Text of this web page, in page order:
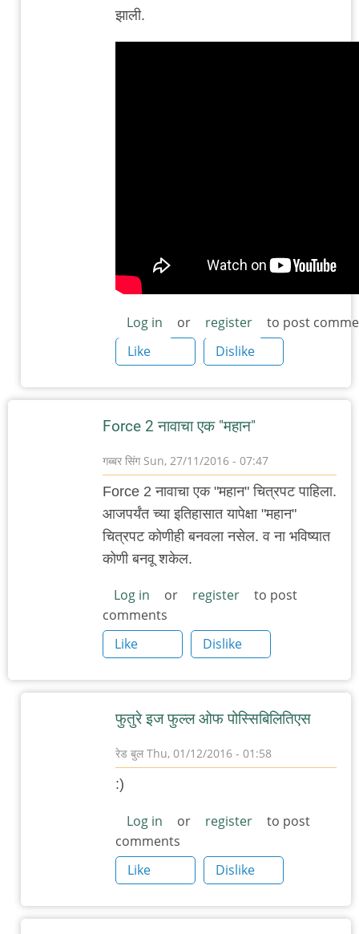
reply
to
झाली.
Log in or register
to post
Like
Dislike
Force 2 नावाचा एक "महान"
गब्बर सिंगSun, 27/11/2016 - 07:47
Force 2 नावाचा एक "महान" चित्रपट पाहिला.
आजपर्यंत च्या इतिहासात यापेक्षा "महान"
चित्रपट कोणीही बनवला नसेल. व ना भविष्यात
कोणी बनवू शकेल.
Log in or register
to post
comments
Like
Dislike
फुतुरे इज फुल्ल ओफ पोस्सिबिलितिएस
रेड बुल Thu, 01/12/2016 - 01:58
reply
Force
2
नावाचा
एक
:)
Log in or register
to post
comments
Like
Dislike